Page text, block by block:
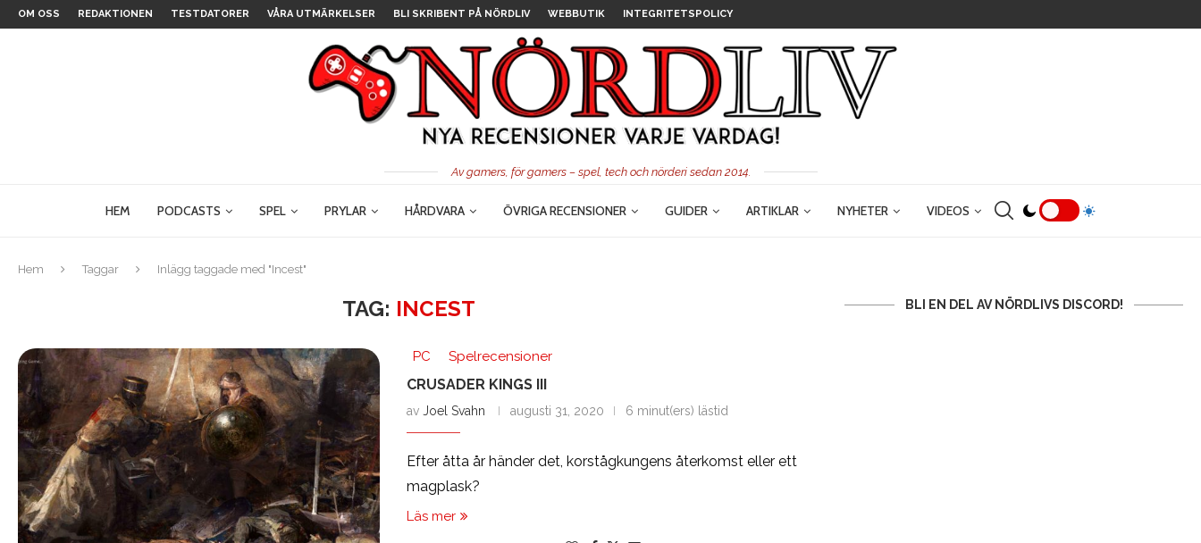
OM OSS REDAKTIONEN TESTDATORER VÅRA UTMÄRKELSER BLI SKRIBENT PÅ NÖRDLIV WEBBUTIK INTEGRITETSPOLICY
Av gamers, för gamers – spel, tech och nörderi sedan 2014.
HEM PODCASTS SPEL PRYLAR HÅRDVARA ÖVRIGA RECENSIONER GUIDER ARTIKLAR NYHETER VIDEOS
Hem Taggar Inlägg taggade med "Incest"
TAG: INCEST
PC Spelrecensioner
CRUSADER KINGS III
av Joel Svahn augusti 31, 2020 6 minut(ers) lästid
Efter åtta år händer det, korstågkungens återkomst eller ett
magplask?
Läs mer
BLI EN DEL AV NÖRDLIVS DISCORD!